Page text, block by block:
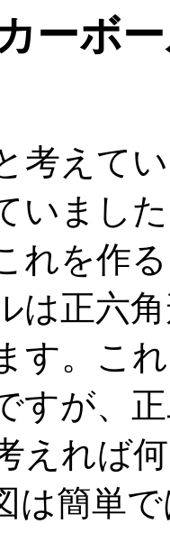
ボ
考えて
いまし
れを作
は正六
す。こ
すが、
えれば
は簡単